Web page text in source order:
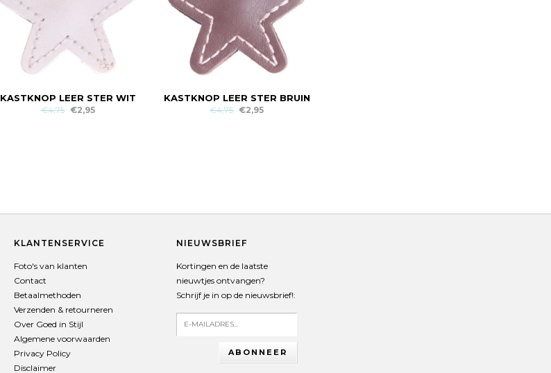
KASTKNOP LEER STER WIT
€4,75 €2,95
KASTKNOP LEER STER BRUIN
€4,75 €2,95
KLANTENSERVICE
Foto's van klanten
Contact
Betaalmethoden
Verzenden & retourneren
Over Goed in Stijl
Algemene voorwaarden
Privacy Policy
Disclaimer
NIEUWSBRIEF
Kortingen en de laatste
nieuwtjes ontvangen?
Schrijf je in op de nieuwsbrief!:
ABONNEER